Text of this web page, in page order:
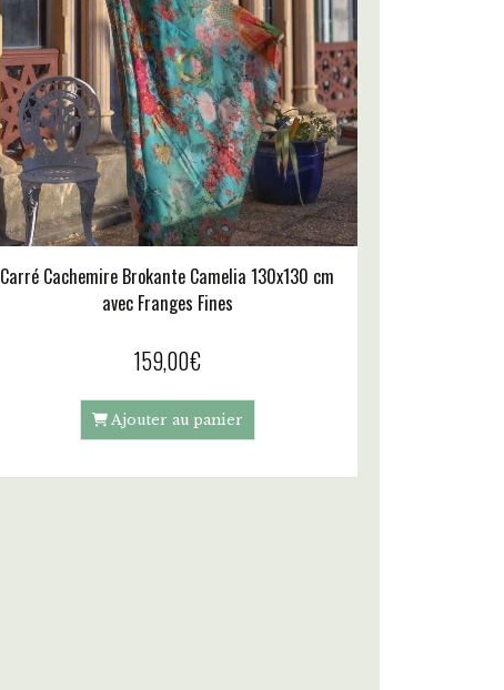
Carré Cachemire Brokante Camelia 130x130 cm
avec Franges Fines
159,00€
Ajouter au panier